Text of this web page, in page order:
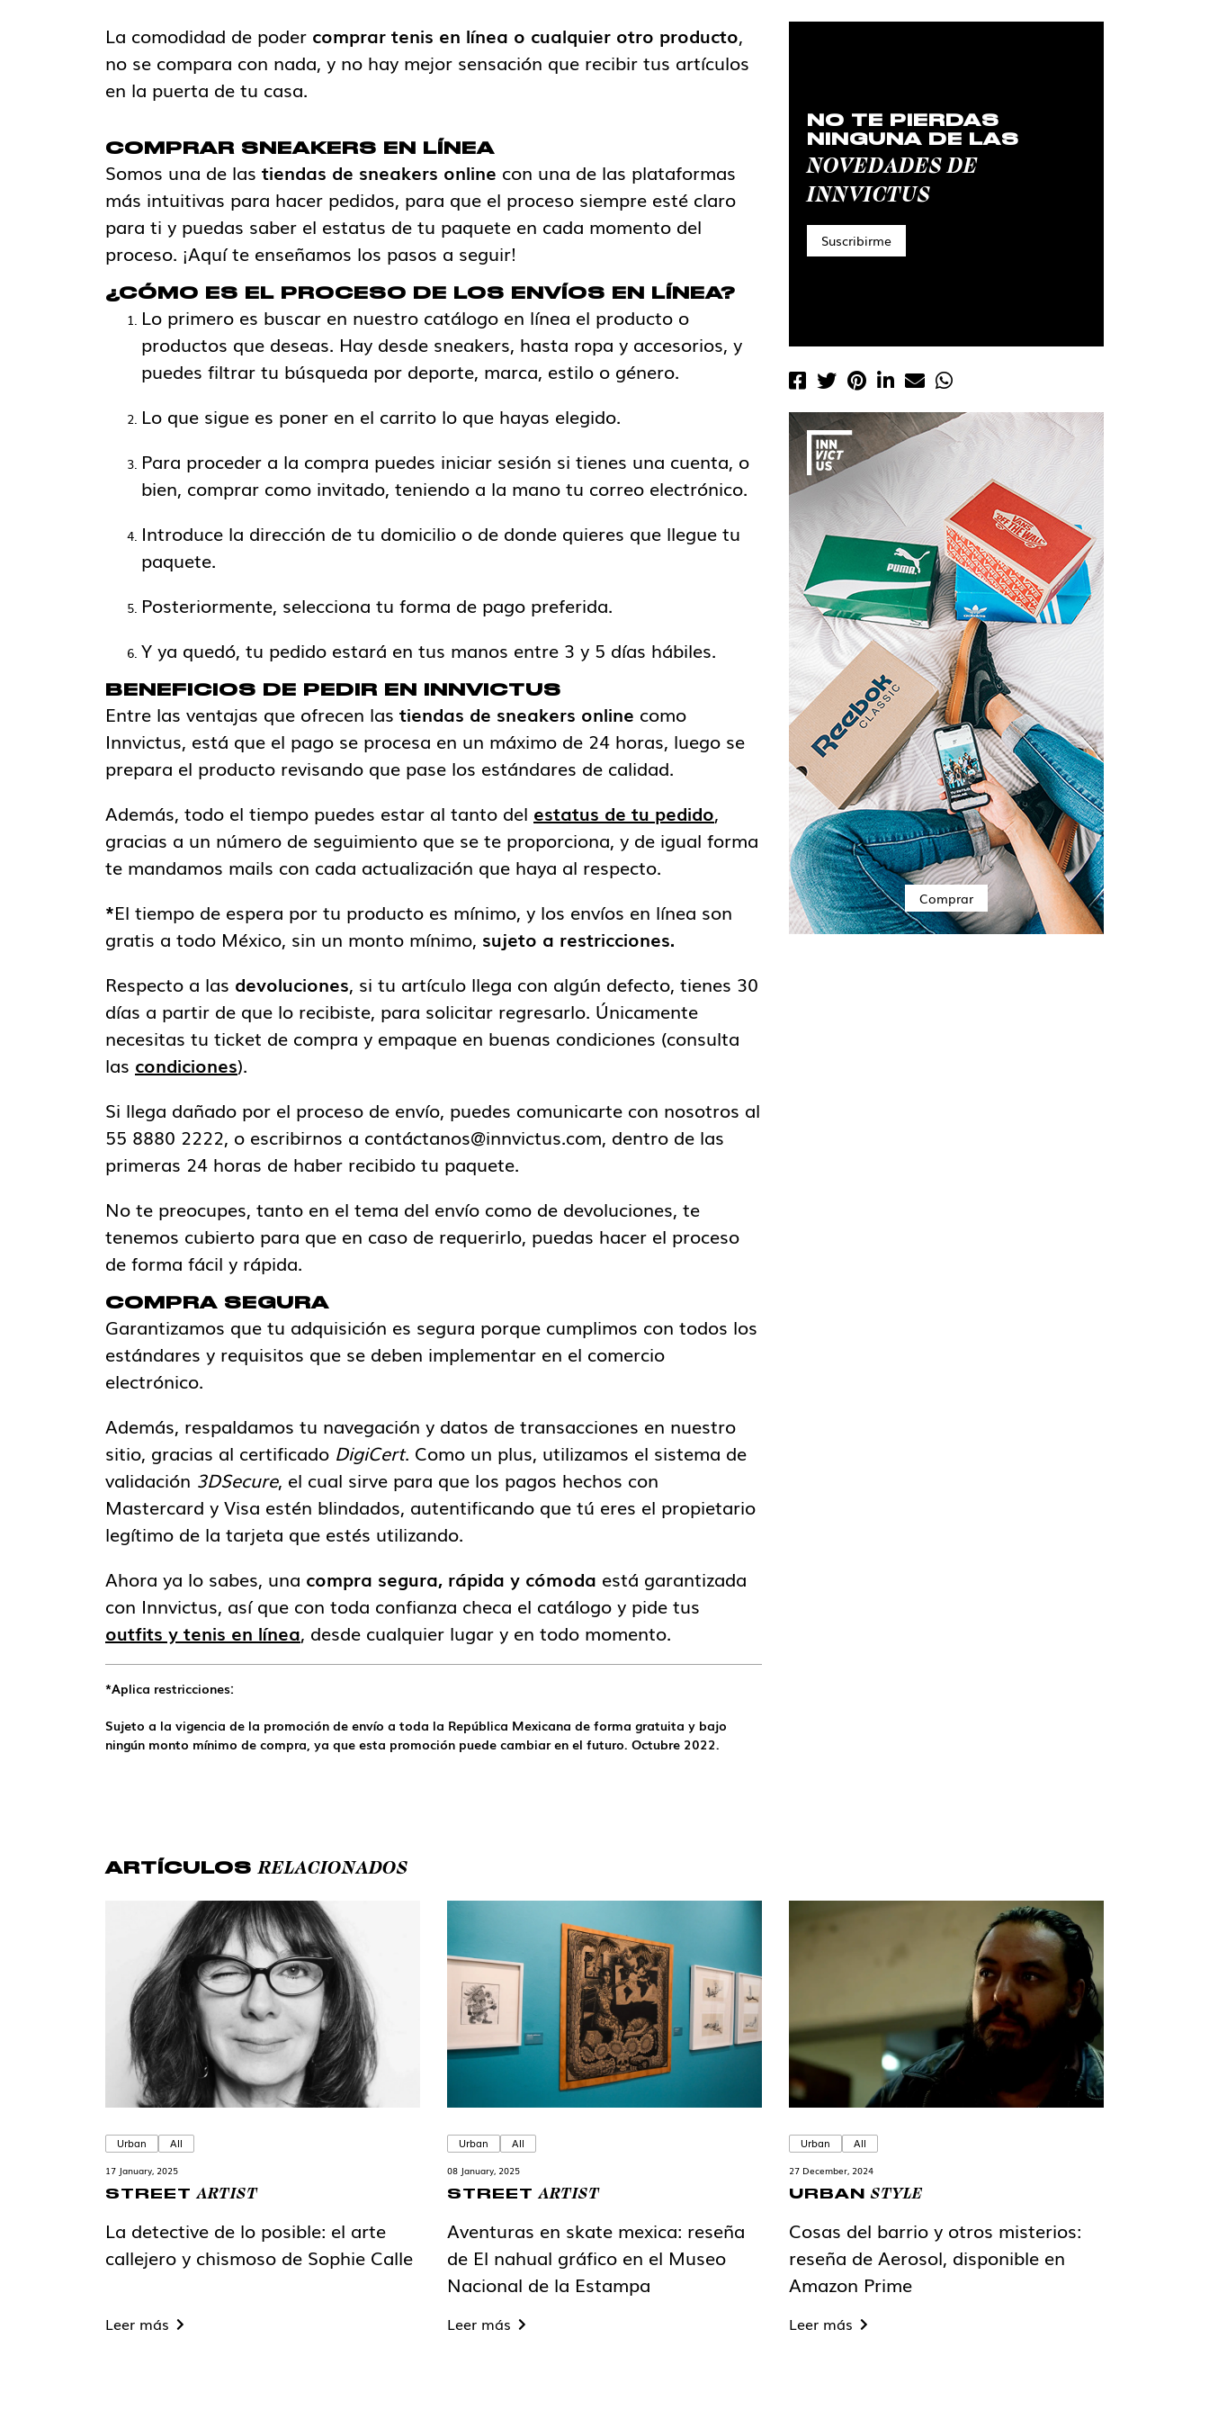
La comodidad de poder comprar tenis en línea o cualquier otro producto,
no se compara con nada, y no hay mejor sensación que recibir tus artículos
en la puerta de tu casa.
COMPRAR SNEAKERS EN LÍNEA
Somos una de las tiendas de sneakers online con una de las plataformas
más intuitivas para hacer pedidos, para que el proceso siempre esté claro
para ti y puedas saber el estatus de tu paquete en cada momento del
proceso. ¡Aquí te enseñamos los pasos a seguir!
¿CÓMO ES EL PROCESO DE LOS ENVÍOS EN LÍNEA?
Lo primero es buscar en nuestro catálogo en línea el producto o
productos que deseas. Hay desde sneakers, hasta ropa y accesorios, y
puedes filtrar tu búsqueda por deporte, marca, estilo o género.
Lo que sigue es poner en el carrito lo que hayas elegido.
Para proceder a la compra puedes iniciar sesión si tienes una cuenta, o
bien, comprar como invitado, teniendo a la mano tu correo electrónico.
Introduce la dirección de tu domicilio o de donde quieres que llegue tu
paquete.
Posteriormente, selecciona tu forma de pago preferida.
Y ya quedó, tu pedido estará en tus manos entre 3 y 5 días hábiles.
BENEFICIOS DE PEDIR EN INNVICTUS
Entre las ventajas que ofrecen las tiendas de sneakers online como
Innvictus, está que el pago se procesa en un máximo de 24 horas, luego se
prepara el producto revisando que pase los estándares de calidad.
Además, todo el tiempo puedes estar al tanto del estatus de tu pedido,
gracias a un número de seguimiento que se te proporciona, y de igual forma
te mandamos mails con cada actualización que haya al respecto.
*El tiempo de espera por tu producto es mínimo, y los envíos en línea son
gratis a todo México, sin un monto mínimo, sujeto a restricciones.
Respecto a las devoluciones, si tu artículo llega con algún defecto, tienes 30
días a partir de que lo recibiste, para solicitar regresarlo. Únicamente
necesitas tu ticket de compra y empaque en buenas condiciones (consulta
las condiciones).
Si llega dañado por el proceso de envío, puedes comunicarte con nosotros al
55 8880 2222, o escribirnos a contáctanos@innvictus.com, dentro de las
primeras 24 horas de haber recibido tu paquete.
No te preocupes, tanto en el tema del envío como de devoluciones, te
tenemos cubierto para que en caso de requerirlo, puedas hacer el proceso
de forma fácil y rápida.
COMPRA SEGURA
Garantizamos que tu adquisición es segura porque cumplimos con todos los
estándares y requisitos que se deben implementar en el comercio
electrónico.
Además, respaldamos tu navegación y datos de transacciones en nuestro
sitio, gracias al certificado DigiCert. Como un plus, utilizamos el sistema de
validación 3DSecure, el cual sirve para que los pagos hechos con
Mastercard y Visa estén blindados, autentificando que tú eres el propietario
legítimo de la tarjeta que estés utilizando.
Ahora ya lo sabes, una compra segura, rápida y cómoda está garantizada
con Innvictus, así que con toda confianza checa el catálogo y pide tus
outfits y tenis en línea, desde cualquier lugar y en todo momento.
*Aplica restricciones:
Sujeto a la vigencia de la promoción de envío a toda la República Mexicana de forma gratuita y bajo
ningún monto mínimo de compra, ya que esta promoción puede cambiar en el futuro. Octubre 2022.
NO TE PIERDAS
NINGUNA DE LAS
NOVEDADES DE
INNVICTUS
Suscribirme
Comprar
ARTÍCULOS RELACIONADOS
Urban All
17 January, 2025
STREETARTIST
La detective de lo posible: el arte
callejero y chismoso de Sophie Calle
Leer más
Urban All
08 January, 2025
STREETARTIST
Aventuras en skate mexica: reseña
de El nahual gráfico en el Museo
Nacional de la Estampa
Leer más
Urban All
27 December, 2024
URBANSTYLE
Cosas del barrio y otros misterios:
reseña de Aerosol, disponible en
Amazon Prime
Leer más